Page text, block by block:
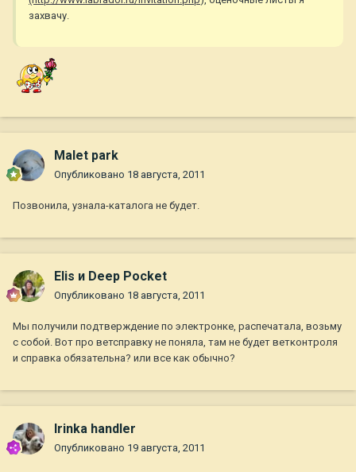
захвачу.
Malet park
Опубликовано 18 августа, 2011
Позвонила, узнала-каталога не будет.
Elis и Deep Pocket
Опубликовано 18 августа, 2011
Мы получили подтверждение по электронке, распечатала, возьму
с собой. Вот про ветсправку не поняла, там не будет ветконтроля
и справка обязательна? или все как обычно?
Irinka handler
Опубликовано 19 августа, 2011